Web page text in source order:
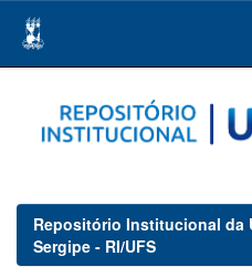
navigation
Repositório Institucional da
Sergipe - RI/UFS